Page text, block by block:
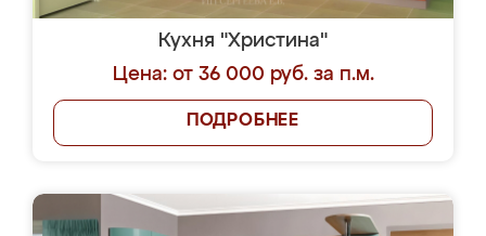
Кухня "Христина"
Цена: от 36 000 руб. за п.м.
ПОДРОБНЕЕ